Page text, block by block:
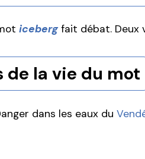
icebergfait débat. Deux
de la vie du mot
dans les eaux du